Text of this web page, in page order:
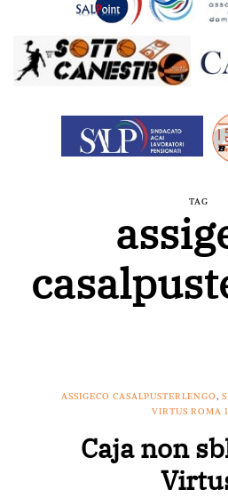
TAG
ASSIGECO CASALPUSTERLENGO,
VIRTUS ROMA
Caja non